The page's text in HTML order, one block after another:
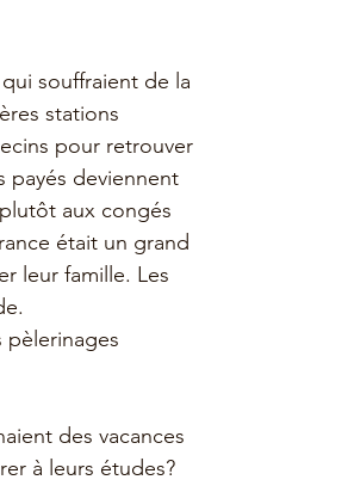
souffraient de la
stations
pour retrouver
payés deviennent
aux congés
était un grand
leur famille. Les
pèlerinages
des vacances
à leurs études?